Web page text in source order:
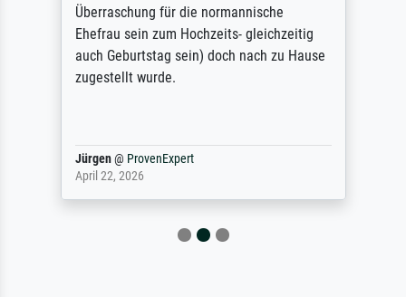
Überraschung für die normannische
Ehefrau sein zum Hochzeits- gleichzeitig
auch Geburtstag sein) doch nach zu Hause
zugestellt wurde.
Jürgen@ ProvenExpert
April 22, 2026